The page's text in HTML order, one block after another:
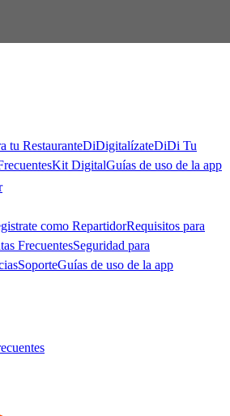
tu RestauranteDiDigitalízateDiDi Tu
Kit DigitalGuías de uso de la app
como RepartidorRequisitos para
FrecuentesSeguridad para
SoporteGuías de uso de la app